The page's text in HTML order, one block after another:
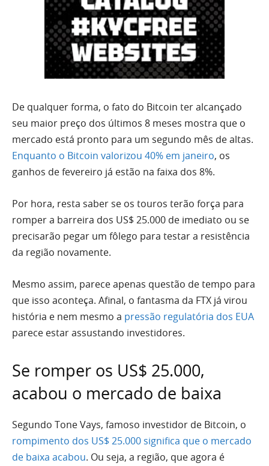
De qualquer forma, o fato do Bitcoin ter alcançado
seu maior preço dos últimos 8 meses mostra que o
mercado está pronto para um segundo mês de altas.
Enquanto o Bitcoin valorizou 40% em janeiro, os
ganhos de fevereiro já estão na faixa dos 8%.
Por hora, resta saber se os touros terão força para
romper a barreira dos US$ 25.000 de imediato ou se
precisarão pegar um fôlego para testar a resistência
da região novamente.
Mesmo assim, parece apenas questão de tempo para
que isso aconteça. Afinal, o fantasma da FTX já virou
história e nem mesmo a pressão regulatória dos EUA
parece estar assustando investidores.
Se romper os US$ 25.000,
acabou o mercado de baixa
Segundo Tone Vays, famoso investidor de Bitcoin, o
rompimento dos US$ 25.000 significa que o mercado
de baixa acabou. Ou seja, a região, que agora é